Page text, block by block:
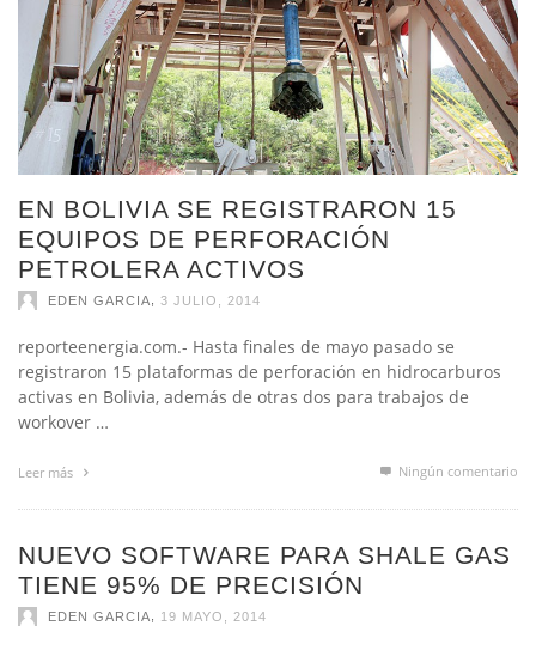
EN BOLIVIA SE REGISTRARON 15
EQUIPOS DE PERFORACIÓN
PETROLERA ACTIVOS
EDEN GARCIA 3 JULIO, 2014
reporteenergia.com.- Hasta finales de mayo pasado se
registraron 15 plataformas de perforación en hidrocarburos
activas en Bolivia, además de otras dos para trabajos de
workover …
Leer más Ningún comentario
NUEVO SOFTWARE PARA SHALE GAS
TIENE 95% DE PRECISIÓN
EDEN GARCIA 19 MAYO, 2014